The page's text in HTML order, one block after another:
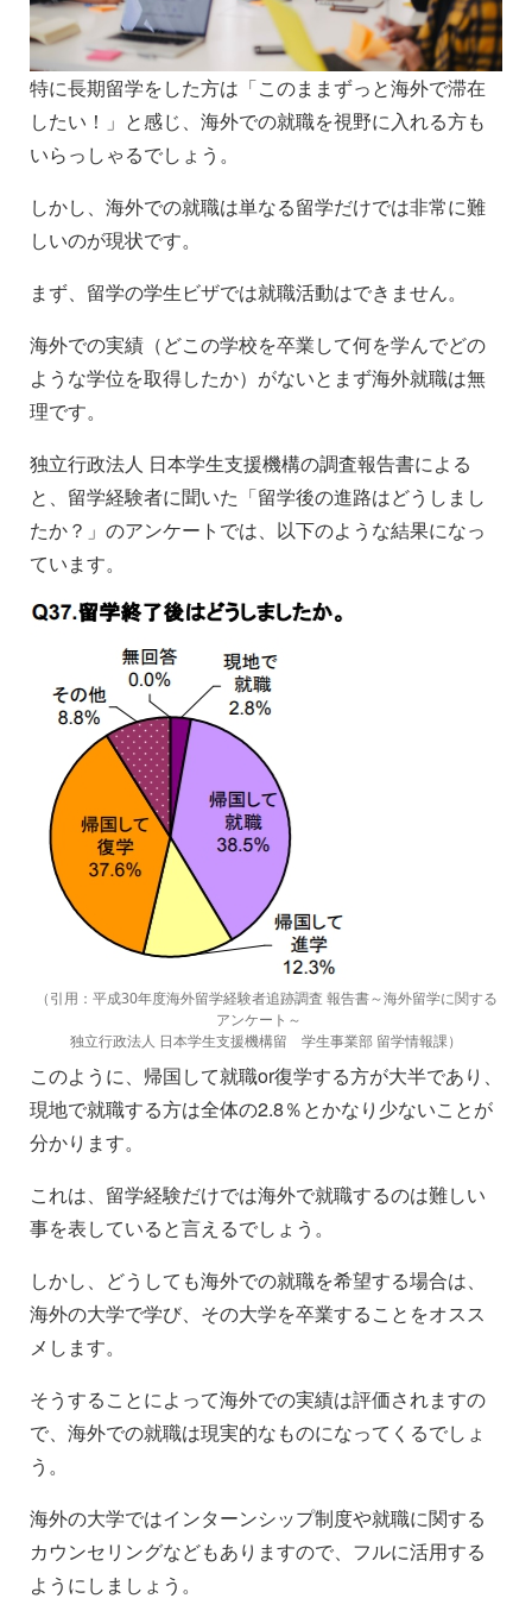
特に長期留学をした方は「このままずっと海外で滞在
したい！」と感じ、海外での就職を視野に入れる方も
いらっしゃるでしょう。
しかし、海外での就職は単なる留学だけでは非常に難
しいのが現状です。
まず、留学の学生ビザでは就職活動はできません。
海外での実績（どこの学校を卒業して何を学んでどの
ような学位を取得したか）がないとまず海外就職は無
理です。
独立行政法人 日本学生支援機構の調査報告書による
と、留学経験者に聞いた「留学後の進路はどうしまし
たか？」のアンケートでは、以下のような結果になっ
ています。
（引用：平成30年度海外留学経験者追跡調査 報告書～海外留学に関する
アンケート～
独立行政法人 日本学生支援機構留 学生事業部 留学情報課）
このように、帰国して就職or復学する方が大半であり、
現地で就職する方は全体の2.8％とかなり少ないことが
分かります。
これは、留学経験だけでは海外で就職するのは難しい
事を表していると言えるでしょう。
しかし、どうしても海外での就職を希望する場合は、
海外の大学で学び、その大学を卒業することをオスス
メします。
そうすることによって海外での実績は評価されますの
で、海外での就職は現実的なものになってくるでしょ
う。
海外の大学ではインターンシップ制度や就職に関する
カウンセリングなどもありますので、フルに活用する
ようにしましょう。